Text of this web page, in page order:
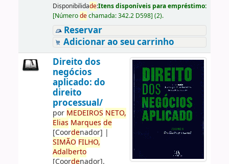
Disponibilidade:Itens disponíveis para empréstimo:
[Númerodechamada:342.2 D598] (2).
Reservar
Adicionar ao seu carrinho
Direito dos
negócios
aplicado: do
direito
processual/
por MEDEIROS NETO,
Elias Marques de
[Coordenador] |
SIMÃO FILHO,
Adalberto
[Coordenador].